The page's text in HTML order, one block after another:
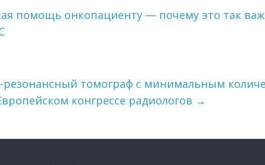
помощь онкопациенту — почему это так
томограф с минимальным
конгрессе радиологов →